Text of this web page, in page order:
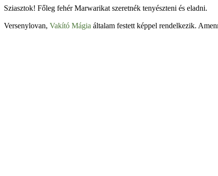
Sziasztok! Főleg fehér Marwarikat szeretnék tenyészteni és eladni.
Versenylovan, Vakító Mágia általam festett képpel rendelkezik.